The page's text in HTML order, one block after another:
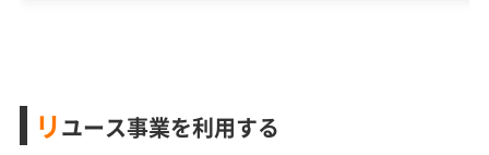
リユース事業を利用する